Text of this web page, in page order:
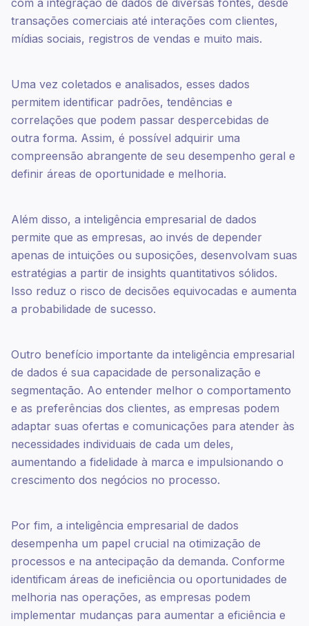
com a integração de dados de diversas fontes, desde
transações comerciais até interações com clientes,
mídias sociais, registros de vendas e muito mais.
Uma vez coletados e analisados, esses dados
permitem identificar padrões, tendências e
correlações que podem passar despercebidas de
outra forma. Assim, é possível adquirir uma
compreensão abrangente de seu desempenho geral e
definir áreas de oportunidade e melhoria.
Além disso, a inteligência empresarial de dados
permite que as empresas, ao invés de depender
apenas de intuições ou suposições, desenvolvam suas
estratégias a partir de insights quantitativos sólidos.
Isso reduz o risco de decisões equivocadas e aumenta
a probabilidade de sucesso.
Outro benefício importante da inteligência empresarial
de dados é sua capacidade de personalização e
segmentação. Ao entender melhor o comportamento
e as preferências dos clientes, as empresas podem
adaptar suas ofertas e comunicações para atender às
necessidades individuais de cada um deles,
aumentando a fidelidade à marca e impulsionando o
crescimento dos negócios no processo.
Por fim, a inteligência empresarial de dados
desempenha um papel crucial na otimização de
processos e na antecipação da demanda. Conforme
identificam áreas de ineficiência ou oportunidades de
melhoria nas operações, as empresas podem
implementar mudanças para aumentar a eficiência e